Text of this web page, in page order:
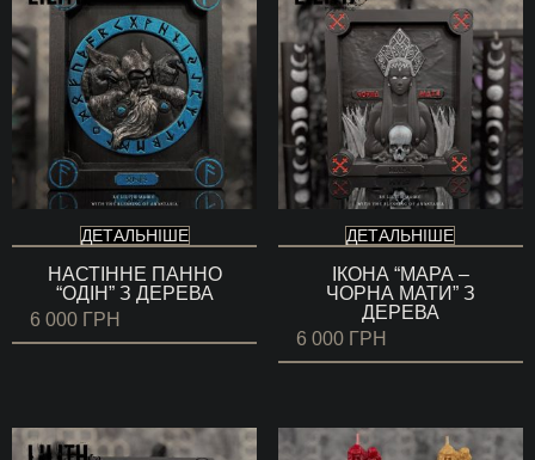
ДЕТАЛЬНІШЕ
НАСТІННЕ ПАННО
“ОДІН” З ДЕРЕВА
6 000 ГРН
ДЕТАЛЬНІШЕ
ІКОНА “МАРА –
ЧОРНА МАТИ” З
ДЕРЕВА
6 000 ГРН